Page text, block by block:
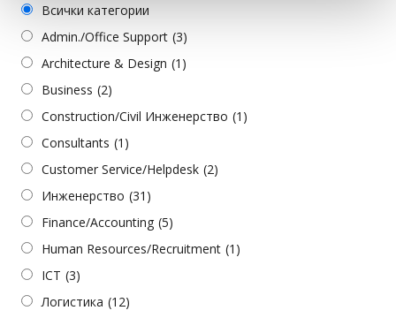
Всички категории
Admin./Office Support (3)
Architecture & Design (1)
Business (2)
Construction/Civil Инженерство (1)
Consultants (1)
Customer Service/Helpdesk (2)
Инженерство (31)
Finance/Accounting (5)
Human Resources/Recruitment (1)
ICT (3)
Логистика (12)